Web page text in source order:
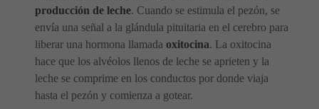
producción de leche. Cuando se estimula el pezón, se
envía una señal a la glándula pituitaria en el cerebro para
liberar una hormona llamada oxitocina. La oxitocina
hace que los alvéolos llenos de leche se aprieten y la
leche se comprime en los conductos por donde viaja
hasta el pezón y comienza a gotear.